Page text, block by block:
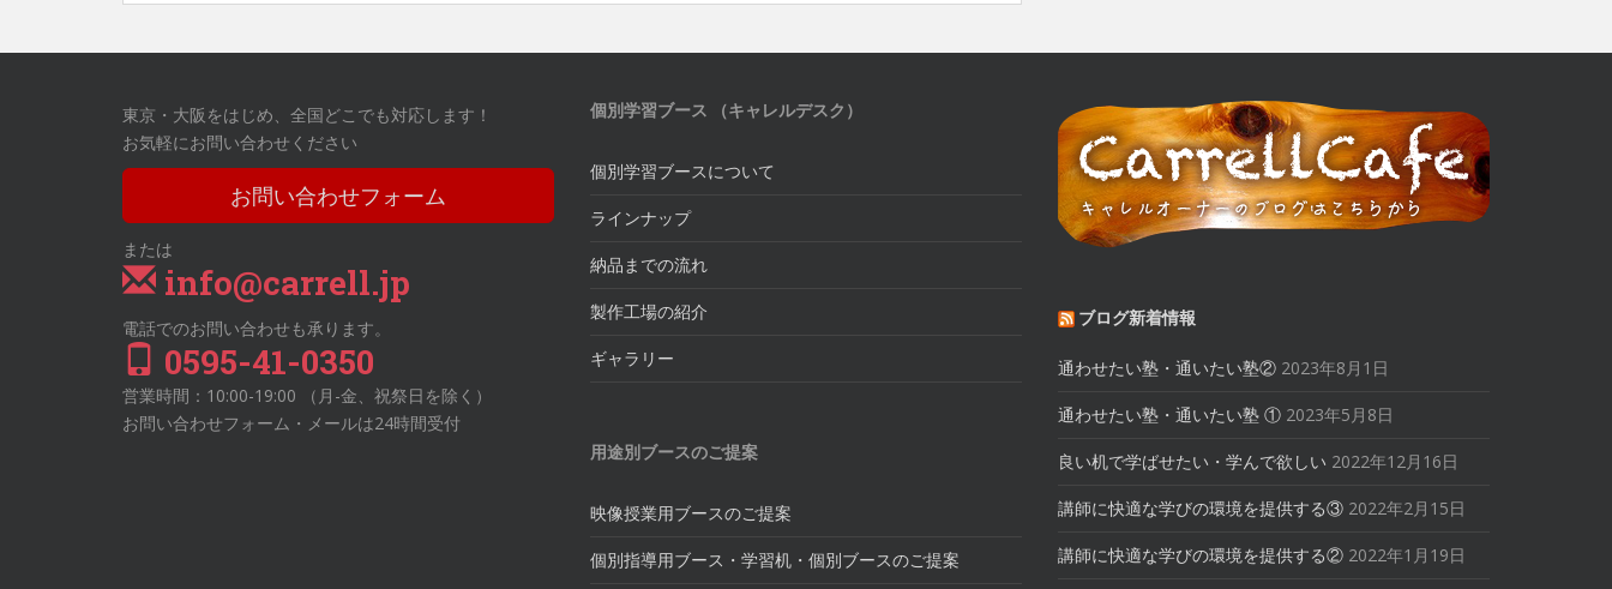
東京・大阪をはじめ、全国どこでも対応します！
お気軽にお問い合わせください
お問い合わせフォーム
または
info@carrell.jp
電話でのお問い合わせも承ります。
0595-41-0350
営業時間：10:00-19:00 （月-金、祝祭日を除く）
お問い合わせフォーム・メールは24時間受付
個別学習ブース （キャレルデスク）
個別学習ブースについて
ラインナップ
納品までの流れ
製作工場の紹介
ギャラリー
用途別ブースのご提案
映像授業用ブースのご提案
個別指導用ブース・学習机・個別ブースのご提案
ブログ新着情報
通わせたい塾・通いたい塾② 2023年8月1日
通わせたい塾・通いたい塾 ① 2023年5月8日
良い机で学ばせたい・学んで欲しい 2022年12月16日
講師に快適な学びの環境を提供する③ 2022年2月15日
講師に快適な学びの環境を提供する② 2022年1月19日